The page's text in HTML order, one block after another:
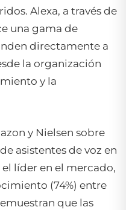
Alexa, a través de
una gama de
directamente a
la organización
y la
y Nielsen sobre
asistentes de voz en
el líder en el mercado,
(74%) entre
que las